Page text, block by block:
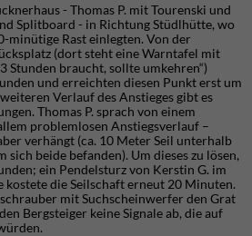
- Thomas P. mit Tourenski und
Splitboard - in Richtung Stüdlhütte, wo
minütige Rast einlegten. Von der
(dort steht eine Warntafel mit
Stunden braucht, sollte umkehren“)
und erreichten diesen Punkt erst um
Verlauf des Anstieges gibt es
Thomas P. sprach von einem
problemlosen Anstiegsverlauf –
verhängt (ca. 10 Meter Seil unterhalb
sich beide befanden). Um dieses zu lösen,
ein Pendelsturz von Kerstin G. im
kostete die Seilschaft erneut 20 Minuten.
mit Suchscheinwerfer den Grat
Bergsteiger keine Signale ab, die auf